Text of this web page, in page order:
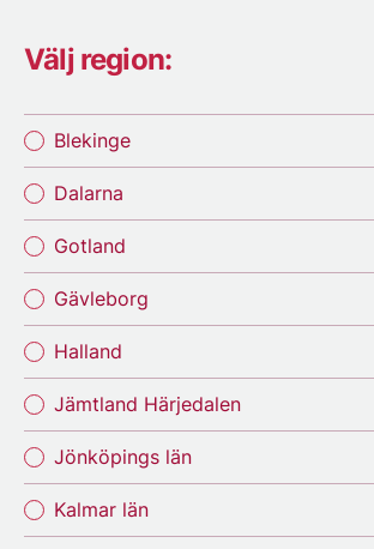
Välj region:
Blekinge
Dalarna
Gotland
Gävleborg
Halland
Jämtland Härjedalen
Jönköpings län
Kalmar län